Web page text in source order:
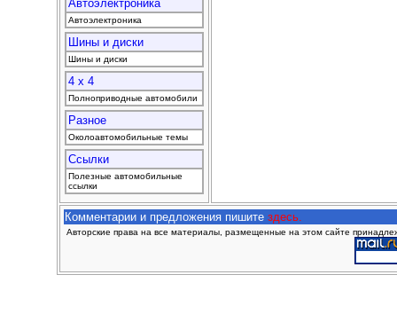
Автоэлектроника
Автоэлектроника
Шины и диски
Шины и диски
4 x 4
Полноприводные автомобили
Разное
Околоавтомобильные темы
Ссылки
Полезные автомобильные
ссылки
Комментарии и предложения пишите здесь.
Авторские права на все материалы, размещенные на этом сайте